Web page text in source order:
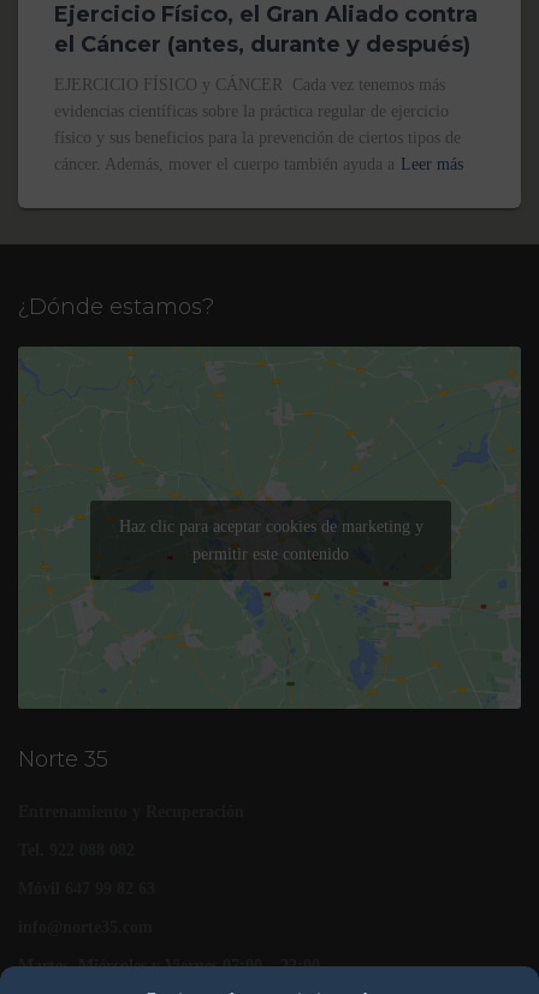
Ejercicio Físico, el Gran Aliado contra
el Cáncer (antes, durante y después)
EJERCICIO FÍSICO y CÁNCER Cada vez tenemos más
evidencias científicas sobre la práctica regular de ejercicio
físico y sus beneficios para la prevención de ciertos tipos de
cáncer. Además, mover el cuerpo también ayuda a Leer más
¿Dónde estamos?
Haz clic para aceptar cookies de marketing y
permitir este contenido
Norte 35
Martes, Miércoles y Viernes 07:00 – 22:00